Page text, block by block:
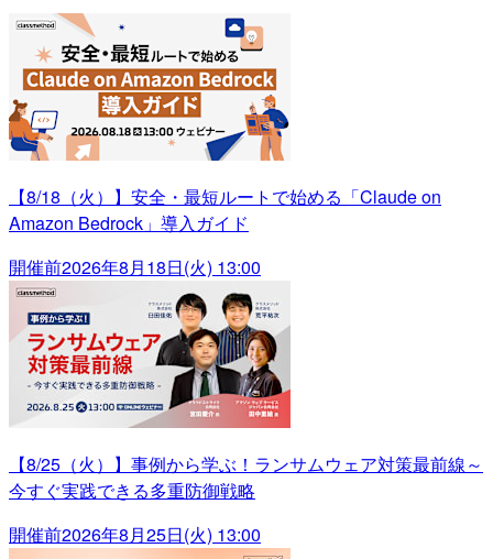
【8/18（火）】安全・最短ルートで始める「Claude on
Amazon Bedrock」導入ガイド
開催前2026年8月18日(火) 13:00
【8/25（火）】事例から学ぶ！ランサムウェア対策最前線～
今すぐ実践できる多重防御戦略
開催前2026年8月25日(火) 13:00